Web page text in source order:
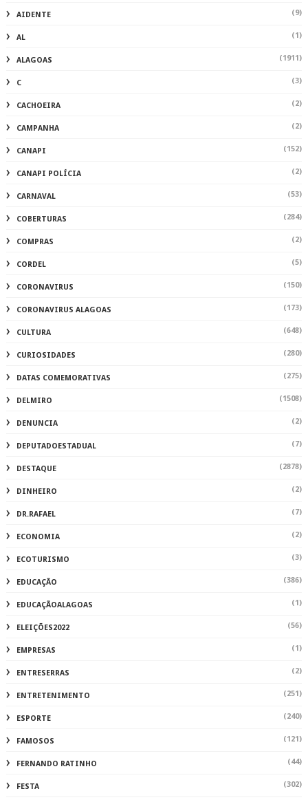
AIDENTE (9)
AL (1)
ALAGOAS (1911)
C (3)
CACHOEIRA (2)
CAMPANHA (2)
CANAPI (152)
CANAPI POLÍCIA (2)
CARNAVAL (53)
COBERTURAS (284)
COMPRAS (2)
CORDEL (5)
CORONAVIRUS (150)
CORONAVIRUS ALAGOAS (173)
CULTURA (648)
CURIOSIDADES (280)
DATAS COMEMORATIVAS (275)
DELMIRO (1508)
DENUNCIA (2)
DEPUTADOESTADUAL (7)
DESTAQUE (2878)
DINHEIRO (2)
DR.RAFAEL (7)
ECONOMIA (2)
ECOTURISMO (3)
EDUCAÇÃO (386)
EDUCAÇÃOALAGOAS (1)
ELEIÇÕES2022 (56)
EMPRESAS (1)
ENTRESERRAS (2)
ENTRETENIMENTO (251)
ESPORTE (240)
FAMOSOS (121)
FERNANDO RATINHO (44)
FESTA (302)